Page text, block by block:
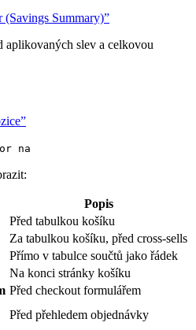
(Savings Summary)”
aplikovaných slev a celkovou
na
Popis
Před tabulkou košíku
Za tabulkou košíku, před cross-sells
Přímo v tabulce součtů jako řádek
Na konci stránky košíku
Před checkout formulářem
Před přehledem objednávky